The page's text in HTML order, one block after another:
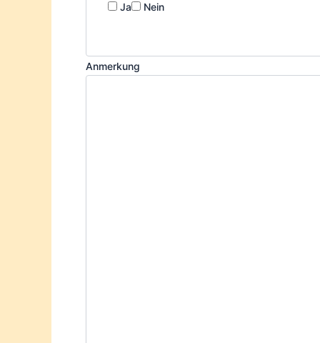
Ja Nein
Anmerkung